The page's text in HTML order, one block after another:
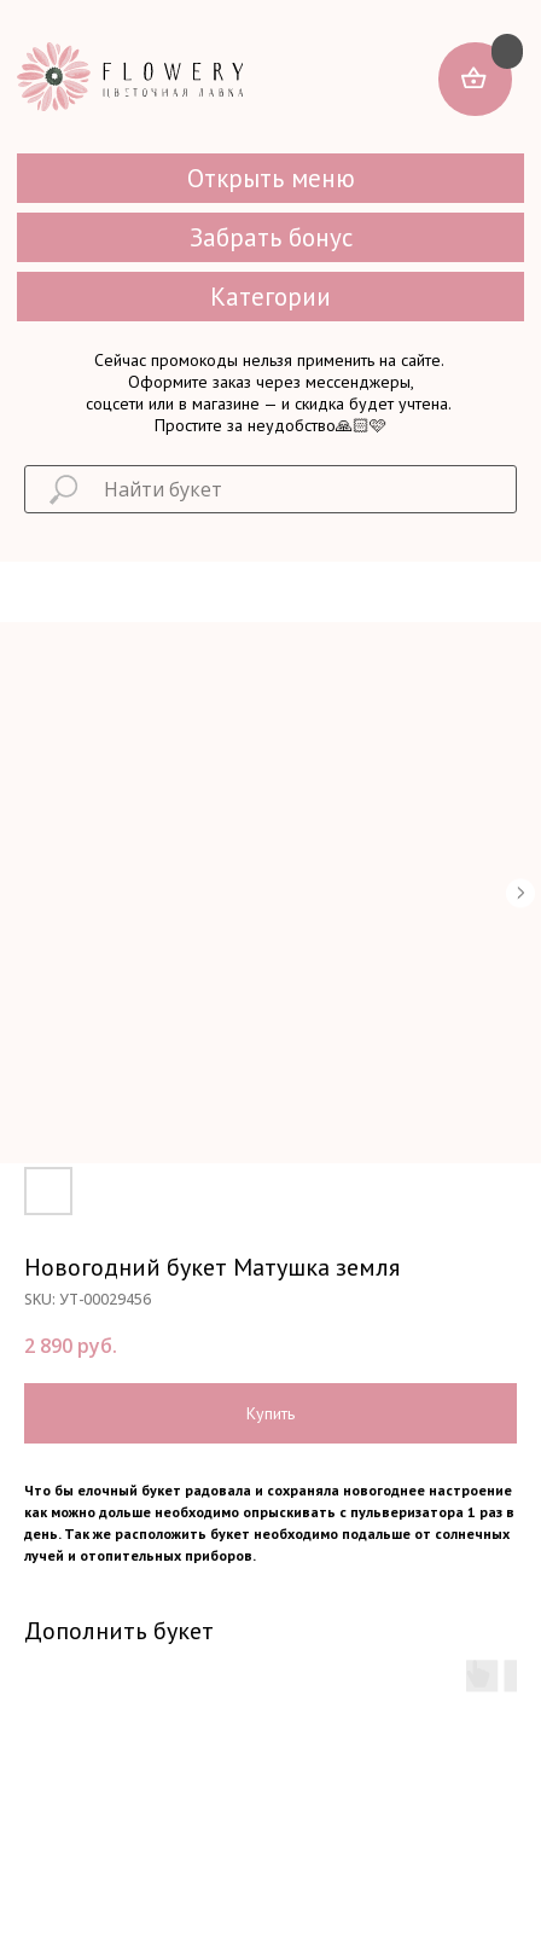
Забрать бонус
Категории
Оформите заказ через мессенджеры,
соцсети или в магазине — и скидка будет учтена.
Простите за неудобство🙏🏻🩷
Новогодний букет Матушка земля
SKU: УТ-00029456
2 890 руб.
Купить
Что бы елочный букет радовала и сохраняла новогоднее настроение
как можно дольше необходимо опрыскивать с пульверизатора 1 раз в
день. Так же расположить букет необходимо подальше от солнечных
лучей и отопительных приборов.
Дополнить букет